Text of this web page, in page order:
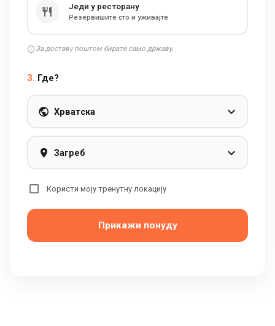
Једи у ресторану
Резервишите сто и уживајте
За доставу поштом бирате само државу.
3. Где?
Хрватска
Загреб
Користи моју тренутну локацију
Прикажи понуду